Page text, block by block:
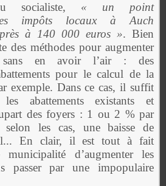
socialiste, « un point
impôts locaux à Auch
à 140 000 euros ». Bien
des méthodes pour augmenter
sans en avoir l’air : des
pour le calcul de la
exemple. Dans ce cas, il suffit
abattements existants et
des foyers : 1 ou 2 % par
selon les cas, une baisse de
En clair, il est tout à fait
d’augmenter les
passer par une impopulaire